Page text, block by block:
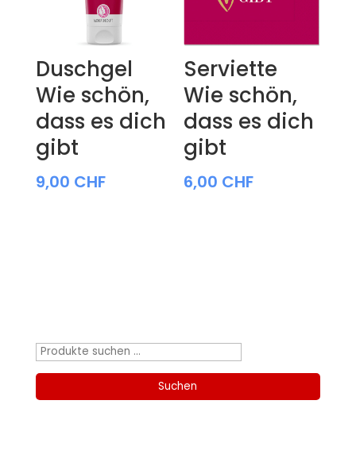
Duschgel
Wie schön,
dass es dich
gibt
9,00 CHF
Serviette
Wie schön,
dass es dich
gibt
6,00 CHF
Suchen
Suchen